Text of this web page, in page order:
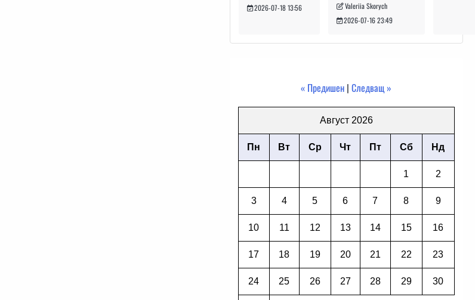
2026-07-18 13:56
Valeriia Skorych
2026-07-16 23:49
« Предишен |Следващ »
Август 2026
Пн Вт Ср Чт Пт Сб Нд
1 2
3 4 5 6 7 8 9
10 11 12 13 14 15 16
17 18 19 20 21 22 23
24 25 26 27 28 29 30